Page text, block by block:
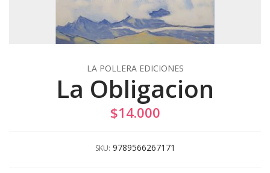
LA POLLERA EDICIONES
La Obligacion
$14.000
SKU: 9789566267171